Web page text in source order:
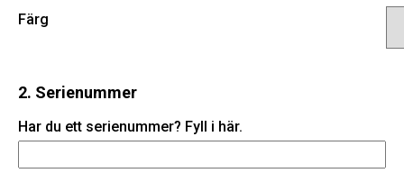
Färg
2. Serienummer
Har du ett serienummer? Fyll i här.